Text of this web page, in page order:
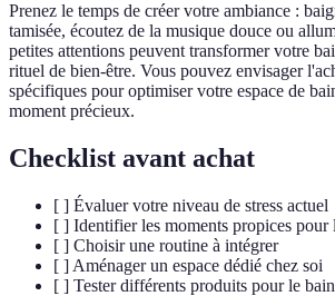
Prenez le temps de créer votre ambiance :
tamisée, écoutez de la musique douce ou
petites attentions peuvent transformer votre
rituel de bien-être. Vous pouvez envisager
spécifiques pour optimiser votre espace de
moment précieux.
Checklist avant achat
[ ] Évaluer votre niveau de stress actuel
[ ] Identifier les moments propices pour
[ ] Choisir une routine à intégrer
[ ] Aménager un espace dédié chez soi
[ ] Tester différents produits pour le bain